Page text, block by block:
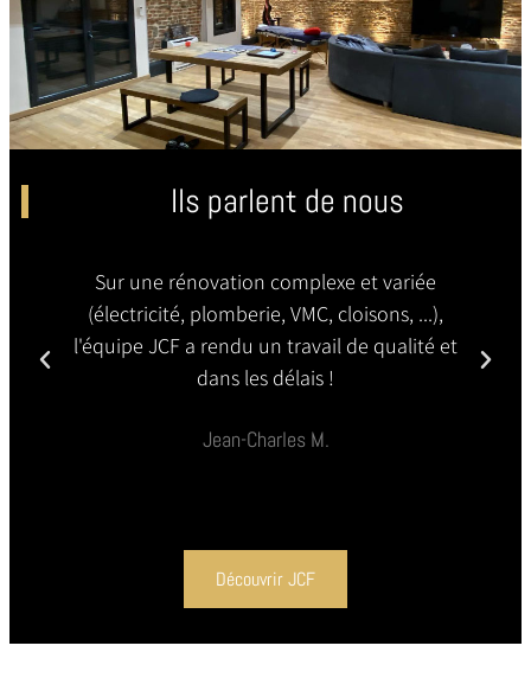
Ils parlent de nous
Sur une rénovation complexe et variée
(électricité, plomberie, VMC, cloisons, ...),
l'équipe JCF a rendu un travail de qualité et
dans les délais !
Jean-Charles M.
Découvrir JCF